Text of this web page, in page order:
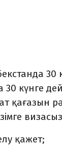
30 күнге
қағазын
қажет;